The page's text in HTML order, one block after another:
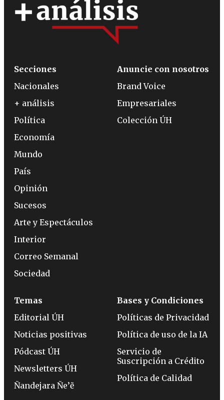
Secciones
Nacionales
+ análisis
Política
Economía
Mundo
País
Opinión
Sucesos
Arte y Espectáculos
Interior
Correo Semanal
Sociedad
Anuncie con nosotros
Brand Voice
Empresariales
Colección ÚH
Temas
Editorial ÚH
Noticias positivas
Pódcast ÚH
Newsletters ÚH
Ñandejara Ñe’ẽ
Bases y Condiciones
Políticas de Privacidad
Política de uso de la IA
Servicio de
Suscripción a Crédito
Política de Calidad